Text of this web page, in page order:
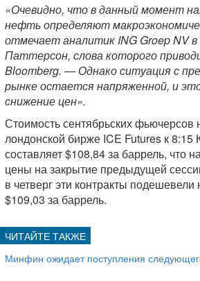
«Очевидно, что в данный момент
нефть определяют
отмечает аналитик ING Groep NV
Паттерсон, слова которого
Bloomberg. — Однако ситуация с
рынке остается напряженной, и
снижение цен».
Стоимость сентябрьских фьючерсов
лондонской бирже ICE Futures к 8:15
составляет $108,84 за баррель, что
цены на закрытие предыдущей
в четверг эти контракты
$109,03 за баррель.
Минфин ожидает поступления